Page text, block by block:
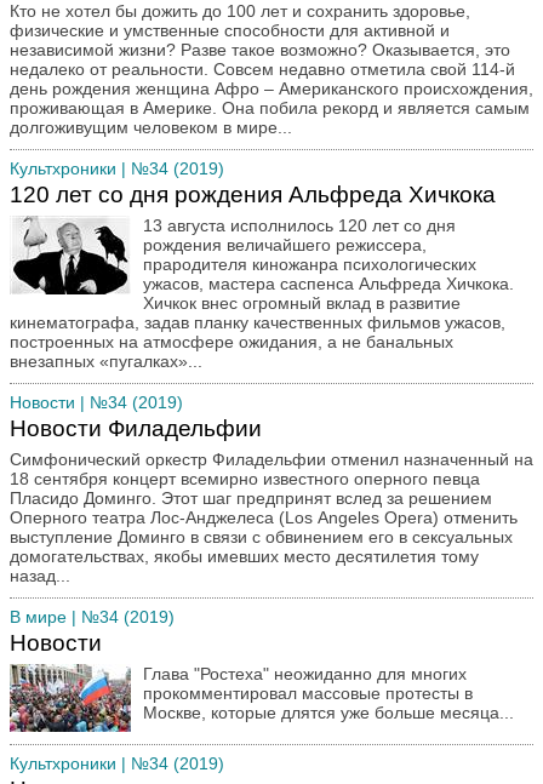
Кто не хотел бы дожить до 100 лет и сохранить здоровье,
физические и умственные способности для активной и
независимой жизни? Разве такое возможно? Оказывается, это
недалеко от реальности. Совсем недавно отметила свой 114-й
день рождения женщина Афро – Американского происхождения,
проживающая в Америке. Она побила рекорд и является самым
долгоживущим человеком в мире...
Культхроники | №34 (2019)
120 лет со дня рождения Альфреда Хичкока
13 августа исполнилось 120 лет со дня
рождения величайшего режиссера,
прародителя киножанра психологических
ужасов, мастера саспенса Альфреда Хичкока.
Хичкок внес огромный вклад в развитие
кинематографа, задав планку качественных фильмов ужасов,
построенных на атмосфере ожидания, а не банальных
внезапных «пугалках»...
Новости | №34 (2019)
Новости Филадельфии
Симфонический оркестр Филадельфии отменил назначенный на
18 сентября концерт всемирно известного оперного певца
Пласидо Доминго. Этот шаг предпринят вслед за решением
Оперного театра Лос-Анджелеса (Los Angeles Opera) отменить
выступление Доминго в связи с обвинением его в сексуальных
домогательствах, якобы имевших место десятилетия тому
назад...
В мире | №34 (2019)
Новости
Глава "Ростеха" неожиданно для многих
прокомментировал массовые протесты в
Москве, которые длятся уже больше месяца...
Культхроники | №34 (2019)